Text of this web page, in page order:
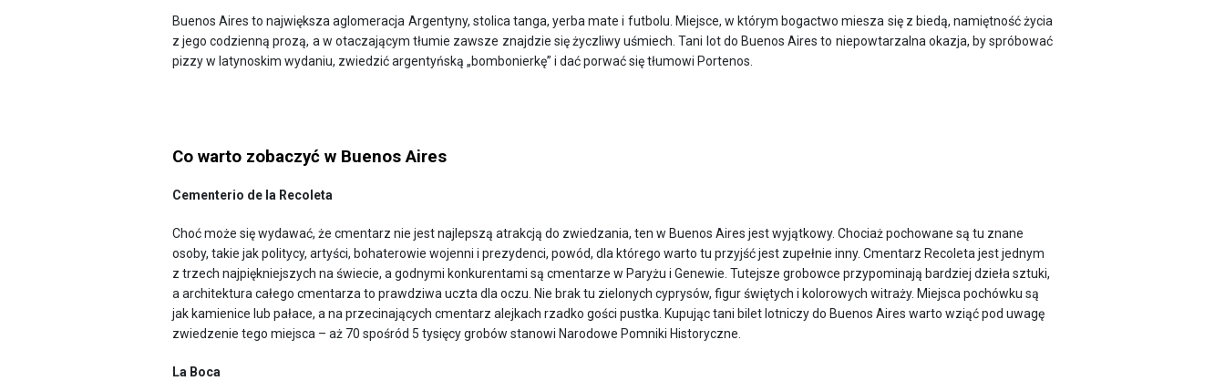
Buenos Aires to największa aglomeracja Argentyny, stolica tanga, yerba mate i futbolu. Miejsce, w którym bogactwo miesza się z biedą, namiętność życia
z jego codzienną prozą, a w otaczającym tłumie zawsze znajdzie się życzliwy uśmiech. Tani lot do Buenos Aires to niepowtarzalna okazja, by spróbować
pizzy w latynoskim wydaniu, zwiedzić argentyńską „bombonierkę” i dać porwać się tłumowi Portenos.
Co warto zobaczyć w Buenos Aires
Cementerio de la Recoleta
Choć może się wydawać, że cmentarz nie jest najlepszą atrakcją do zwiedzania, ten w Buenos Aires jest wyjątkowy. Chociaż pochowane są tu znane
osoby, takie jak politycy, artyści, bohaterowie wojenni i prezydenci, powód, dla którego warto tu przyjść jest zupełnie inny. Cmentarz Recoleta jest jednym
z trzech najpiękniejszych na świecie, a godnymi konkurentami są cmentarze w Paryżu i Genewie. Tutejsze grobowce przypominają bardziej dzieła sztuki,
a architektura całego cmentarza to prawdziwa uczta dla oczu. Nie brak tu zielonych cyprysów, figur świętych i kolorowych witraży. Miejsca pochówku są
jak kamienice lub pałace, a na przecinających cmentarz alejkach rzadko gości pustka. Kupując tani bilet lotniczy do Buenos Aires warto wziąć pod uwagę
zwiedzenie tego miejsca – aż 70 spośród 5 tysięcy grobów stanowi Narodowe Pomniki Historyczne.
La Boca